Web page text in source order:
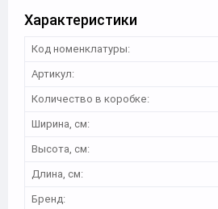
Характеристики
Код номенклатуры:
Артикул:
Количество в коробке:
Ширина, см:
Высота, см:
Длина, см:
Бренд: